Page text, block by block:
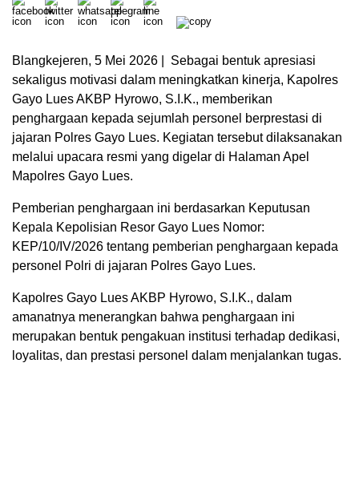
Blangkejeren, 5 Mei 2026 | Sebagai bentuk apresiasi
sekaligus motivasi dalam meningkatkan kinerja, Kapolres
Gayo Lues AKBP Hyrowo, S.I.K., memberikan
penghargaan kepada sejumlah personel berprestasi di
jajaran Polres Gayo Lues. Kegiatan tersebut dilaksanakan
melalui upacara resmi yang digelar di Halaman Apel
Mapolres Gayo Lues.
Pemberian penghargaan ini berdasarkan Keputusan
Kepala Kepolisian Resor Gayo Lues Nomor:
KEP/10/IV/2026 tentang pemberian penghargaan kepada
personel Polri di jajaran Polres Gayo Lues.
Kapolres Gayo Lues AKBP Hyrowo, S.I.K., dalam
amanatnya menerangkan bahwa penghargaan ini
merupakan bentuk pengakuan institusi terhadap dedikasi,
loyalitas, dan prestasi personel dalam menjalankan tugas.